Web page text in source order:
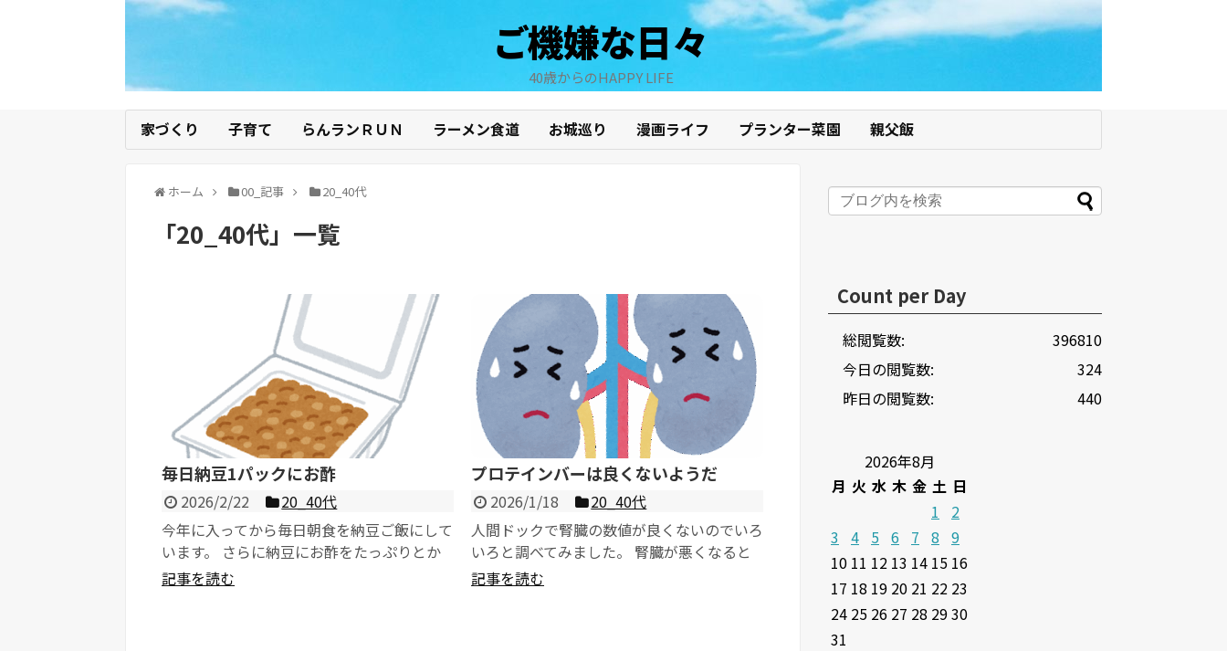
ご機嫌な日々
40歳からのHAPPY LIFE
家づくり 子育て らんランＲＵＮ ラーメン食道 お城巡り 漫画ライフ プランター菜園 親父飯
ホーム 00_記事 20_40代
「20_40代」 一覧
毎日納豆1パックにお酢
2026/2/22
20_40代
今年に入ってから毎日朝食を納豆ご飯にして
います。 さらに納豆にお酢をたっぷりとか
けています。 これが健康...
記事を読む
プロテインバーは良くないようだ
2026/1/18
20_40代
人間ドックで腎臓の数値が良くないのでいろ
いろと調べてみました。 腎臓が悪くなると
人工透析になるみたいです。 全然知らなか...
記事を読む
Count per Day
396810
総閲覧数:
324
今日の閲覧数:
440
昨日の閲覧数:
2026年8月
月 火 水 木 金 土 日
1
2
3 4 5 6 7 8 9
10 11 12 13 14 15 16
17 18 19 20 21 22 23
24 25 26 27 28 2930
31